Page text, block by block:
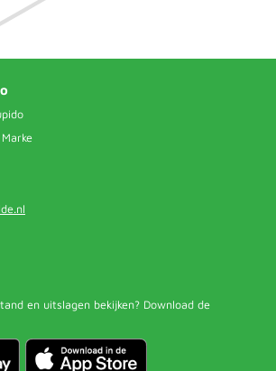
en uitslagen bekijken? Download de